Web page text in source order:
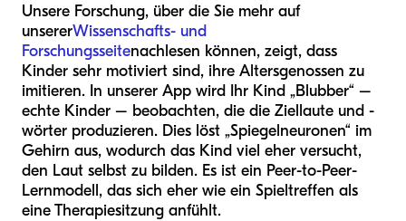
Unsere Forschung, über die Sie mehr auf
unsererWissenschafts- und
Forschungsseitenachlesen können, zeigt, dass
Kinder sehr motiviert sind, ihre Altersgenossen zu
imitieren. In unserer App wird Ihr Kind „Blubber“ –
echte Kinder – beobachten, die die Ziellaute und -
wörter produzieren. Dies löst „Spiegelneuronen“ im
Gehirn aus, wodurch das Kind viel eher versucht,
den Laut selbst zu bilden. Es ist ein Peer-to-Peer-
Lernmodell, das sich eher wie ein Spieltreffen als
eine Therapiesitzung anfühlt.